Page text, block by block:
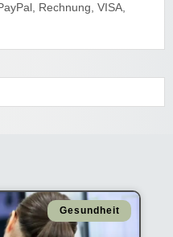
Rechnung, VISA,
Gesundheit